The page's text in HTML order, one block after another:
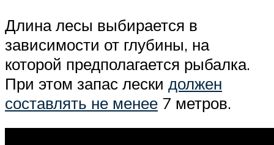
Длина лесы выбирается в
зависимости от глубины, на
которой предполагается рыбалка.
При этом запас лески должен
составлять не менее 7 метров.